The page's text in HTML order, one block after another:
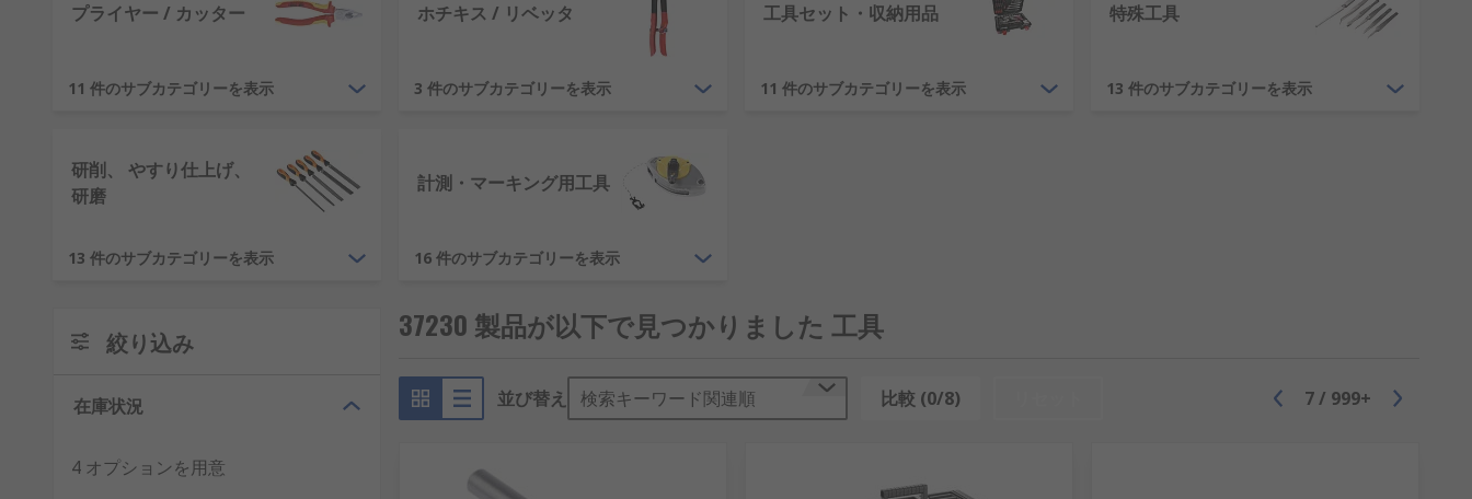
工具を適切に保管する必要があるのはなぜですか?
DIY愛好家であっても、 エンジニア又は実習生であっても、 新旧の工具をケアし、保管することが最も重要です。この点からも、お客様に適した工具収納製品
えています。
RSで工具購入をお勧めする理由
当社は1936年に設立され、お客様に工具を提供する際に必要な非常に高い専門知識を備えています。RSは世界中のエンジニアの皆様をサポートし、 製品の品質
プライヤー / カッター
11 件のサブカテゴリーを表示
ホチキス / リベッタ
3 件のサブカテゴリーを表示
工具セット・収納用品
11 件のサブカテゴリーを表示
特殊工具
13 件のサブカテゴリーを表示
研削、 やすり仕上げ、
研磨
13 件のサブカテゴリーを表示
計測・マーキング用工具
16 件のサブカテゴリーを表示
絞り込み
在庫状況
4 オプションを用意
37230 製品が以下で見つかりました 工具
並び替え 検索キーワード関連順 比較 (0/8) 7/ 999+